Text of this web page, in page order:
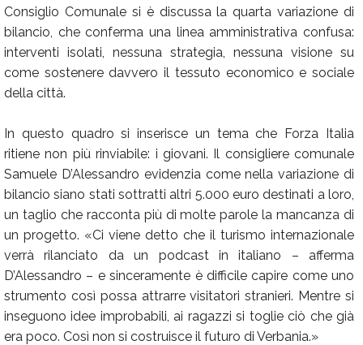
Consiglio Comunale si è discussa la quarta variazione di
bilancio, che conferma una linea amministrativa confusa:
interventi isolati, nessuna strategia, nessuna visione su
come sostenere davvero il tessuto economico e sociale
della città.
In questo quadro si inserisce un tema che Forza Italia
ritiene non più rinviabile: i giovani. Il consigliere comunale
Samuele D’Alessandro evidenzia come nella variazione di
bilancio siano stati sottratti altri 5.000 euro destinati a loro,
un taglio che racconta più di molte parole la mancanza di
un progetto. «Ci viene detto che il turismo internazionale
verrà rilanciato da un podcast in italiano – afferma
D’Alessandro – e sinceramente è difficile capire come uno
strumento così possa attrarre visitatori stranieri. Mentre si
inseguono idee improbabili, ai ragazzi si toglie ciò che già
era poco. Così non si costruisce il futuro di Verbania.»